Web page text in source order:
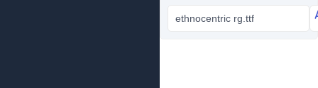
ethnocentric rg.ttf